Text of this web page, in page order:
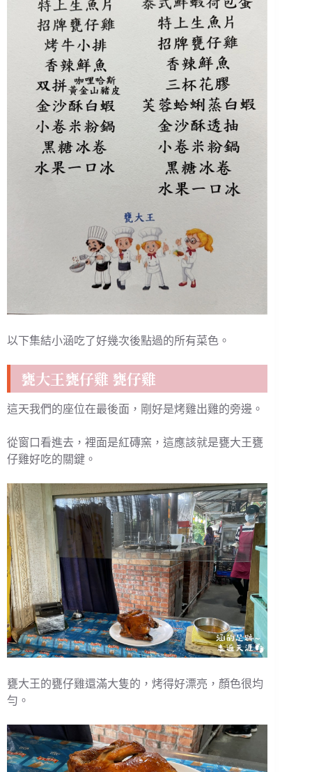
以下集結小涵吃了好幾次後點過的所有菜色。
甕大王甕仔雞 甕仔雞
這天我們的座位在最後面，剛好是烤雞出雞的旁邊。
從窗口看進去，裡面是紅磚窯，這應該就是甕大王甕
仔雞好吃的關鍵。
甕大王的甕仔雞還滿大隻的，烤得好漂亮，顏色很均
勻。